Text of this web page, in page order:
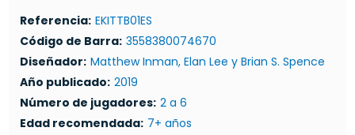
Referencia: EKITTB01ES
Código de Barra: 3558380074670
Diseñador: Matthew Inman, Elan Lee y Brian S. Spence
Año publicado: 2019
Número de jugadores: 2 a 6
Edad recomendada: 7+ años